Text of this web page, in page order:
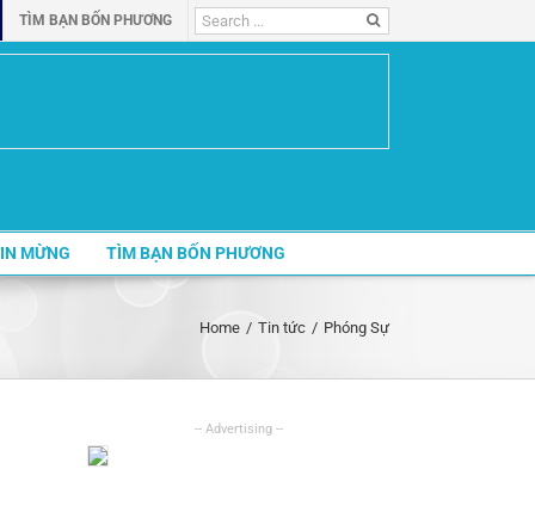
TÌM BẠN BỐN PHƯƠNG
Search
for:
MỪNG TÌM BẠN BỐN PHƯƠNG
Home / Tin tức / Phóng Sự